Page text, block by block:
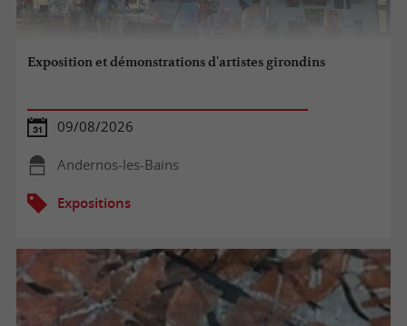
Exposition et démonstrations d'artistes girondins
09/08/2026
Andernos-les-Bains
Expositions